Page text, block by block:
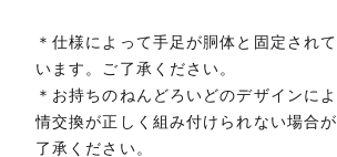
＊仕様によって手足が胴体と固定され
います。ご了承ください。
＊お持ちのねんどろいどのデザインに
情交換が正しく組み付けられない場合
了承ください。